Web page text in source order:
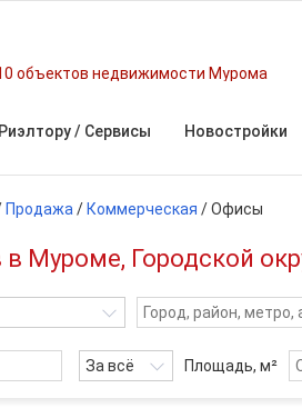
объектов недвижимости Мурома
Риэлтору / Сервисы Новостройки
Продажа / Коммерческая /Офисы
Муроме, Городской
За всё Площадь, м²